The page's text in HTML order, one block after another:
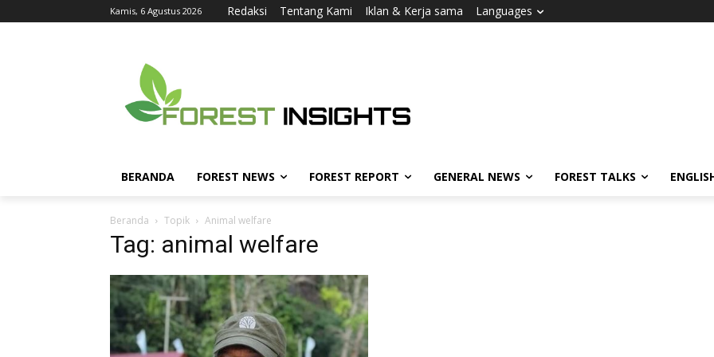
Kamis, 6 Agustus 2026 Redaksi Tentang Kami Iklan & Kerja sama Languages
BERANDA FOREST NEWS FOREST REPORT GENERAL NEWS FOREST TALKS
Beranda Topik Animal welfare
Tag: animal welfare